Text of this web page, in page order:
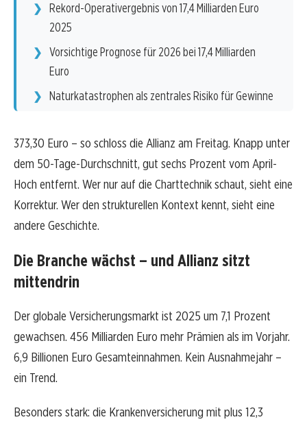
Rekord-Operativergebnis von 17,4 Milliarden Euro
2025
Vorsichtige Prognose für 2026 bei 17,4 Milliarden
Euro
Naturkatastrophen als zentrales Risiko für Gewinne
373,30 Euro – so schloss die Allianz am Freitag. Knapp unter
dem 50-Tage-Durchschnitt, gut sechs Prozent vom April-
Hoch entfernt. Wer nur auf die Charttechnik schaut, sieht eine
Korrektur. Wer den strukturellen Kontext kennt, sieht eine
andere Geschichte.
Die Branche wächst – und Allianz sitzt
mittendrin
Der globale Versicherungsmarkt ist 2025 um 7,1 Prozent
gewachsen. 456 Milliarden Euro mehr Prämien als im Vorjahr.
6,9 Billionen Euro Gesamteinnahmen. Kein Ausnahmejahr –
ein Trend.
Besonders stark: die Krankenversicherung mit plus 12,3